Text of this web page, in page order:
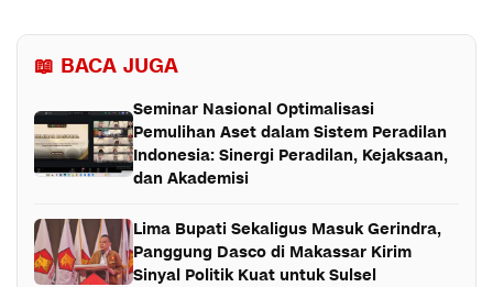
📖 BACA JUGA
Seminar Nasional Optimalisasi
Pemulihan Aset dalam Sistem Peradilan
Indonesia: Sinergi Peradilan, Kejaksaan,
dan Akademisi
Lima Bupati Sekaligus Masuk Gerindra,
Panggung Dasco di Makassar Kirim
Sinyal Politik Kuat untuk Sulsel